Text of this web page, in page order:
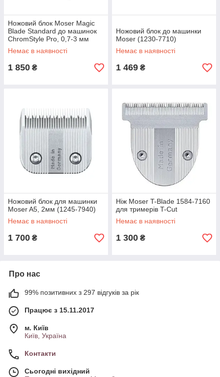
Ножовий блок Moser Magic
Blade Standard до машинок
ChromStyle Pro, 0,7-3 мм
(1854-7506)
Немає в наявності
1 850 ₴
Ножовий блок до машинки
Moser (1230-7710)
Немає в наявності
1 469 ₴
Ножовий блок для машинки
Moser A5, 2мм (1245-7940)
Немає в наявності
1 700 ₴
Ніж Moser T-Blade 1584-7160
для тримерів T-Cut
Немає в наявності
1 300 ₴
Про нас
99% позитивних з 297 відгуків за рік
Працює з 15.11.2017
м. Київ
Київ, Україна
Контакти
Сьогодні вихідний